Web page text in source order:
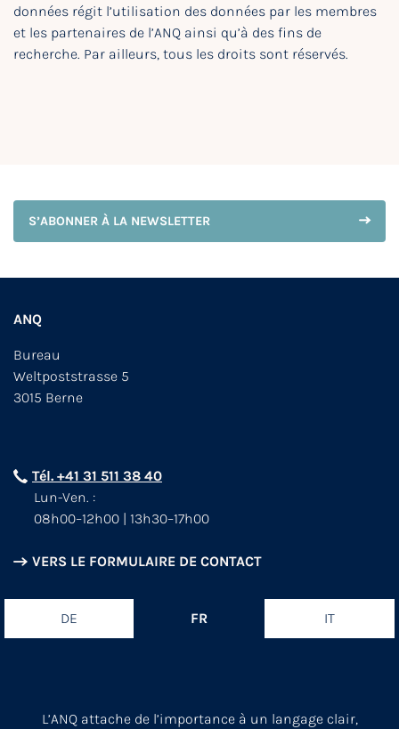
données régit l’utilisation des données par les membres
et les partenaires de l’ANQ ainsi qu’à des fins de
recherche. Par ailleurs, tous les droits sont réservés.
S’ABONNER À LA NEWSLETTER
ANQ
Bureau
Weltpoststrasse 5
3015 Berne
Tél. +41 31 511 38 40
Lun-Ven. :
08h00–12h00 | 13h30–17h00
VERS LE FORMULAIRE DE CONTACT
DE FR IT
L’ANQ attache de l’importance à un langage clair,